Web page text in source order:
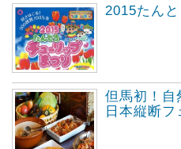
2015たん
但馬初！自
日本縦断フ